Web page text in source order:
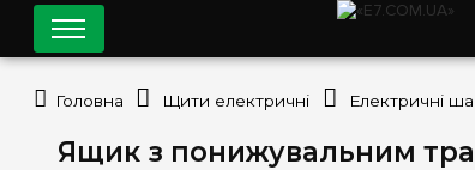
Ящик з понижувальним
Головна Щити електричні Електричні